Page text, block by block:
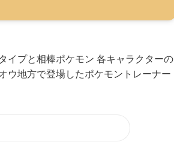
イプと相棒ポケモン 各キャラクターの
ウ地方で登場したポケモントレーナー